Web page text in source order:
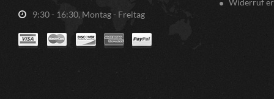
9:30 - 16:30, Montag - Freitag